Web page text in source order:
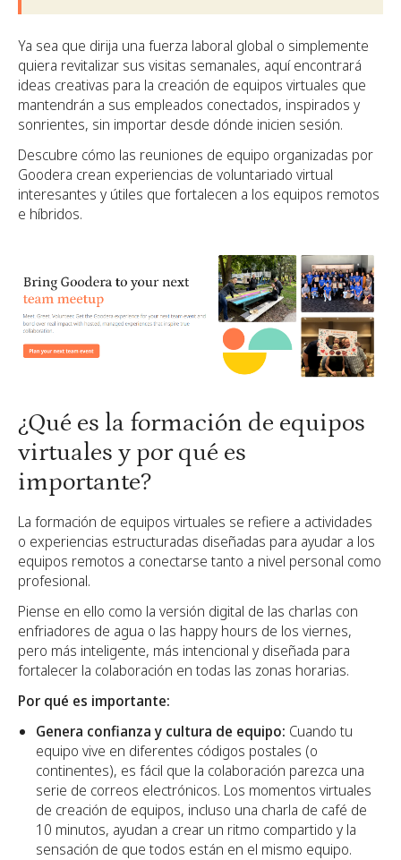
Ya sea que dirija una fuerza laboral global o simplemente
quiera revitalizar sus visitas semanales, aquí encontrará
ideas creativas para la creación de equipos virtuales que
mantendrán a sus empleados conectados, inspirados y
sonrientes, sin importar desde dónde inicien sesión.
Descubre cómo las reuniones de equipo organizadas por
Goodera crean experiencias de voluntariado virtual
interesantes y útiles que fortalecen a los equipos remotos
e híbridos.
¿Qué es la formación de equipos
virtuales y por qué es
importante?
La formación de equipos virtuales se refiere a actividades
o experiencias estructuradas diseñadas para ayudar a los
equipos remotos a conectarse tanto a nivel personal como
profesional.
Piense en ello como la versión digital de las charlas con
enfriadores de agua o las happy hours de los viernes,
pero más inteligente, más intencional y diseñada para
fortalecer la colaboración en todas las zonas horarias.
Por qué es importante:
Genera confianza y cultura de equipo: Cuando tu
equipo vive en diferentes códigos postales (o
continentes), es fácil que la colaboración parezca una
serie de correos electrónicos. Los momentos virtuales
de creación de equipos, incluso una charla de café de
10 minutos, ayudan a crear un ritmo compartido y la
sensación de que todos están en el mismo equipo.